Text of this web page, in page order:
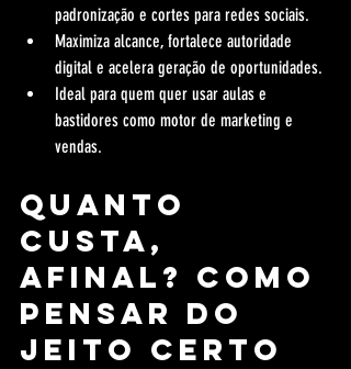
padronização e cortes para redes sociais.
Maximiza alcance, fortalece autoridade
digital e acelera geração de oportunidades.
Ideal para quem quer usar aulas e
bastidores como motor de marketing e
vendas.
Quanto
custa,
afinal? Como
pensar do
jeito certo